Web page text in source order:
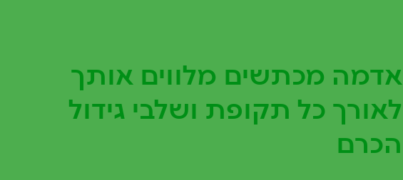
אדמה מכתשים מלווים אותך
לאורך כל תקופת ושלבי גידול
הכרם